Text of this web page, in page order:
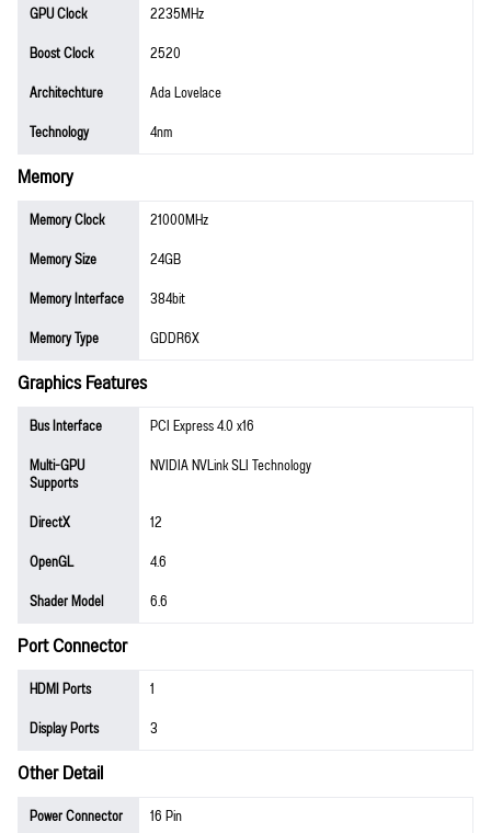
GPU Clock
2235MHz
Boost Clock
2520
Architechture
Ada Lovelace
Technology
4nm
Memory
Memory Clock
21000MHz
Memory Size
24GB
Memory Interface
384bit
Memory Type
GDDR6X
Graphics Features
Bus Interface
PCI Express 4.0 x16
Multi-GPU
Supports
NVIDIA NVLink SLI Technology
DirectX
12
OpenGL
4.6
Shader Model
6.6
Port Connector
HDMI Ports
1
Display Ports
3
Other Detail
Power Connector
16 Pin